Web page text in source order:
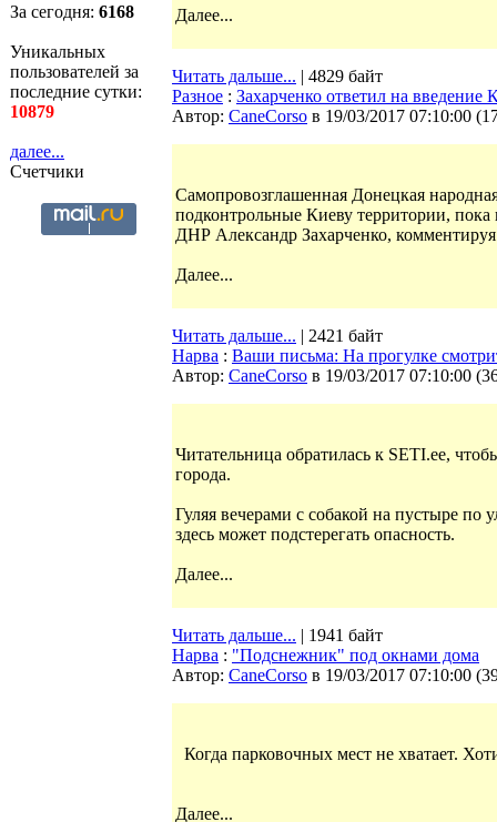
За сегодня: 6168
Уникальных
пользователей за
последние сутки:
10879
далее...
Счетчики
Далее...
Читать дальше... | 4829 байт
Разное : Захарченко ответил на
Автор: CaneCorso в 19/03/2017 07:10:00 (
Самопровозглашенная Донецкая
подконтрольные Киеву территории,
ДНР Александр Захарченко,
Далее...
Читать дальше... | 2421 байт
Нарва : Ваши письма: На прогулке
Автор: CaneCorso в 19/03/2017 07:10:00 (
Читательница обратилась к SETI.ee,
города.
Гуляя вечерами с собакой на пустыре по
здесь может подстерегать опасность.
Далее...
Читать дальше... | 1941 байт
Нарва : "Подснежник" под окнами дома
Автор: CaneCorso в 19/03/2017 07:10:00 (
Когда парковочных мест не хватает.
Далее...